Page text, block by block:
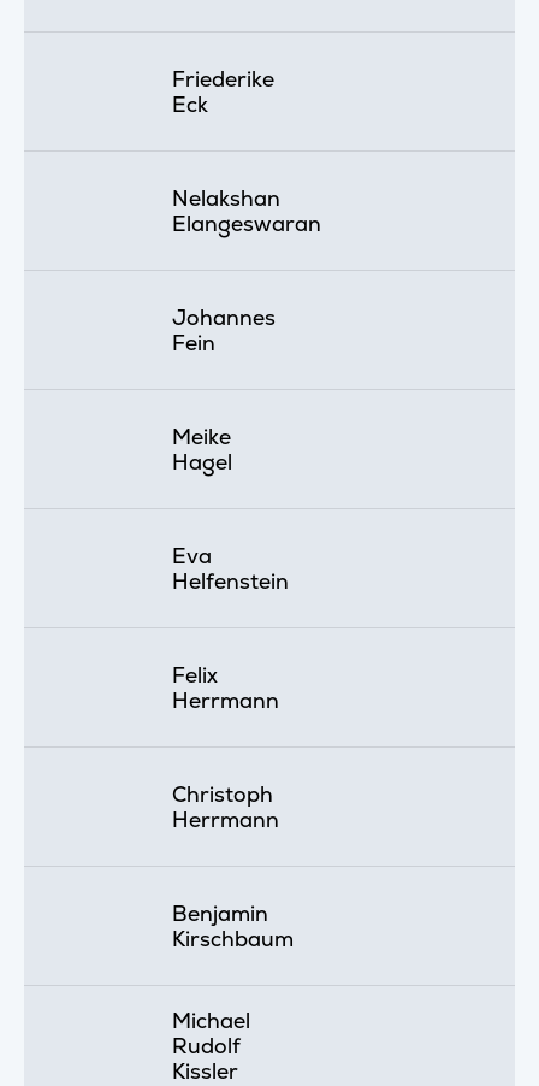
Friederike
Eck
Nelakshan
Elangeswaran
Johannes
Fein
Meike
Hagel
Eva
Helfenstein
Felix
Herrmann
Christoph
Herrmann
Benjamin
Kirschbaum
Michael
Rudolf
Kissler